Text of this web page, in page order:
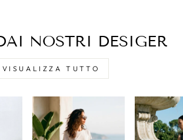
NOSTRI DESIGER
VISUALIZZA TUTTO